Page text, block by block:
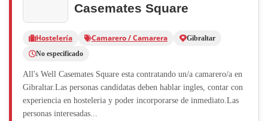
Casemates Square
Hostelería Camarero / Camarera
Gibraltar
No especificado
All's Well Casemates Square esta contratando un/a camarero/a en
Gibraltar.Las personas candidatas deben hablar ingles, contar con
experiencia en hosteleria y poder incorporarse de inmediato.Las
personas interesadas...